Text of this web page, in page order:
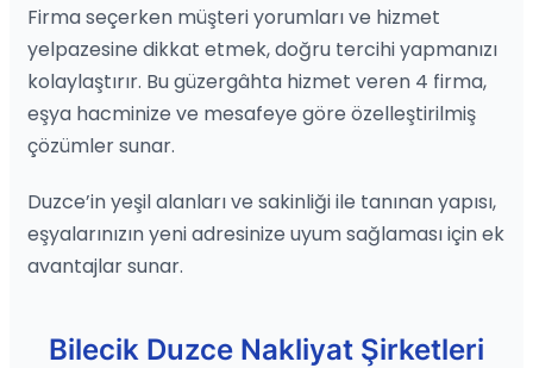
Firma seçerken müşteri yorumları ve hizmet
yelpazesine dikkat etmek, doğru tercihi yapmanızı
kolaylaştırır. Bu güzergâhta hizmet veren 4 firma,
eşya hacminize ve mesafeye göre özelleştirilmiş
çözümler sunar.
Duzce’in yeşil alanları ve sakinliği ile tanınan yapısı,
eşyalarınızın yeni adresinize uyum sağlaması için ek
avantajlar sunar.
Bilecik Duzce Nakliyat Şirketleri